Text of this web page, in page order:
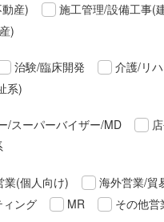
産)
施工管理/設備工事(
)
治験/臨床開発
介護/リ
系)
/スーパーバイザー/MD
業(個人向け)
海外営業/貿
ング
MR その他営